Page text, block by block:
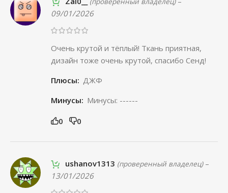
09/01/2026
Очень крутой и тёплый! Ткань приятная,
дизайн тоже очень крутой, спасибо Сенд!
Плюсы: ДЖФ
Минусы: Минусы: ------
0 0
ushanov1313 (проверенный владелец) –
13/01/2026